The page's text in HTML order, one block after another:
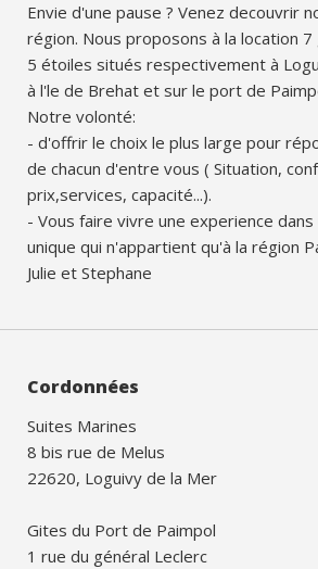
Envie d'une pause ? Venez decouvrir
région. Nous proposons à la location
5 étoiles situés respectivement à
à l'le de Brehat et sur le port de
Notre volonté:
- d'offrir le choix le plus large pour
de chacun d'entre vous ( Situation,
prix,services, capacité...).
- Vous faire vivre une experience dans
unique qui n'appartient qu'à la région
Julie et Stephane
Cordonnées
Suites Marines
8 bis rue de Melus
22620, Loguivy de la Mer
Gites du Port de Paimpol
1 rue du général Leclerc